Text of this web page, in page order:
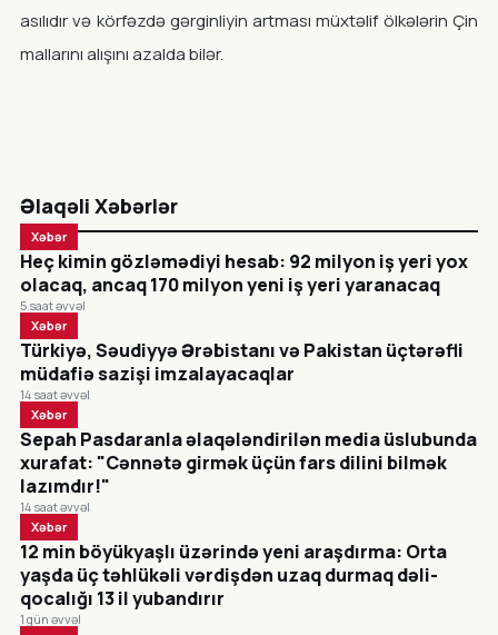
asılıdır və körfəzdə gərginliyin artması müxtəlif ölkələrin Çin
mallarını alışını azalda bilər.
Əlaqəli Xəbərlər
Xəbər
Heç kimin gözləmədiyi hesab: 92 milyon iş yeri yox
olacaq, ancaq 170 milyon yeni iş yeri yaranacaq
5 saat əvvəl
Xəbər
Türkiyə, Səudiyyə Ərəbistanı və Pakistan üçtərəfli
müdafiə sazişi imzalayacaqlar
14 saat əvvəl
Xəbər
Sepah Pasdaranla əlaqələndirilən media üslubunda
xurafat: "Cənnətə girmək üçün fars dilini bilmək
lazımdır!"
14 saat əvvəl
Xəbər
12 min böyükyaşlı üzərində yeni araşdırma: Orta
yaşda üç təhlükəli vərdişdən uzaq durmaq dəli-
qocalığı 13 il yubandırır
1 gün əvvəl